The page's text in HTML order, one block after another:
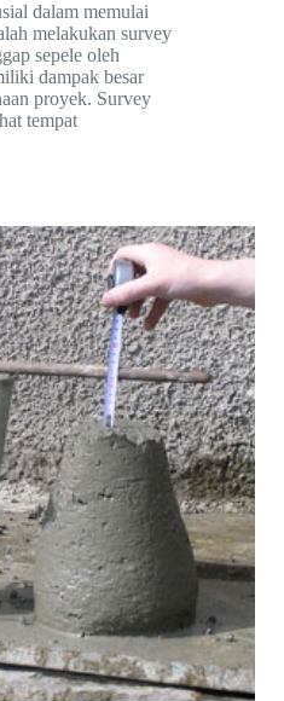
dalam memulai
melakukan survey
sepele oleh
dampak besar
proyek. Survey
tempat